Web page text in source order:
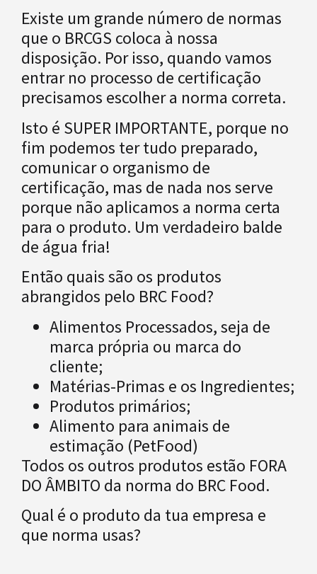
Existe um grande número de normas
que o BRCGS coloca à nossa
disposição. Por isso, quando vamos
entrar no processo de certificação
precisamos escolher a norma correta.
Isto é SUPER IMPORTANTE, porque no
fim podemos ter tudo preparado,
comunicar o organismo de
certificação, mas de nada nos serve
porque não aplicamos a norma certa
para o produto. Um verdadeiro balde
de água fria!
Então quais são os produtos
abrangidos pelo BRC Food?
Alimentos Processados, seja de
marca própria ou marca do
cliente;
Matérias-Primas e os Ingredientes;
Produtos primários;
Alimento para animais de
estimação (PetFood)
Todos os outros produtos estão FORA
DO ÂMBITO da norma do BRC Food.
Qual é o produto da tua empresa e
que norma usas?